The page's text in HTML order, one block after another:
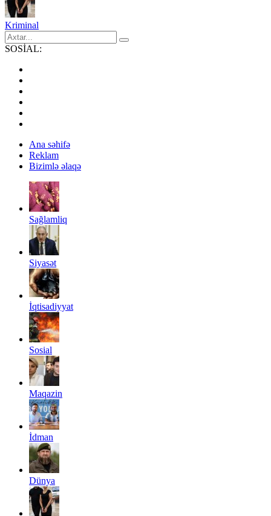
Kriminal
SOSİAL:
Ana səhifə
Reklam
Bizimlə əlaqə
Sağlamliq
Siyasət
İqtisadiyyat
Sosial
Maqazin
İdman
Dünya